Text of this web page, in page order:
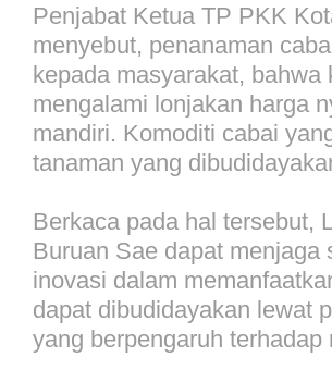
Penjabat Ketua TP PKK
menyebut, penanaman
kepada masyarakat,
mengalami lonjakan harga
mandiri. Komoditi cabai
tanaman yang
Berkaca pada hal tersebut,
Buruan Sae dapat
inovasi dalam
dapat dibudidayakan lewat
yang berpengaruh terhadap